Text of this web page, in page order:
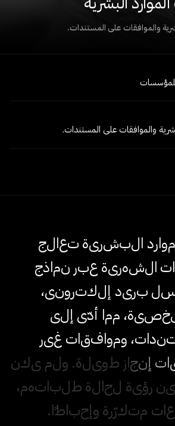
والموافقات على المستندات.
للمؤسسات
والموافقات على المستندات.
موارد البشريةتعالج
اتالشهرية عبر نماذج
لبريد إلكتروني،
خصية، مما أدى إلى
ندات، وموافقات غير
ات إنجاز طويلة. ولميكن
ينرؤية لحالةطلباتهم،
عات متكررةوإحباطا.